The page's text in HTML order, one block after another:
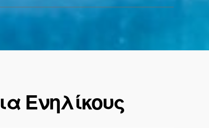
Ενηλίκους